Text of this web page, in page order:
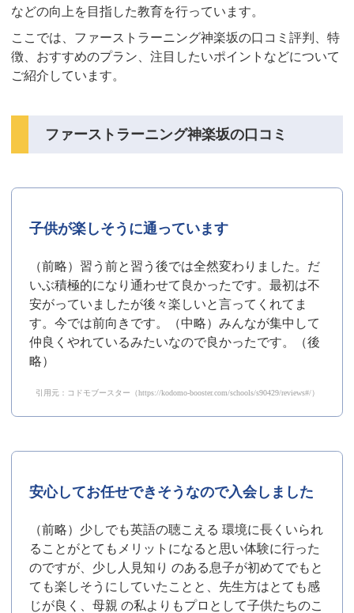
などの向上を目指した教育を行っています。
ここでは、ファーストラーニング神楽坂の口コミ評判、特
徴、おすすめのプラン、注目したいポイントなどについて
ご紹介しています。
ファーストラーニング神楽坂の口コミ
子供が楽しそうに通っています
（前略）習う前と習う後では全然変わりました。だ
いぶ積極的になり通わせて良かったです。最初は不
安がっていましたが後々楽しいと言ってくれてま
す。今では前向きです。（中略）みんなが集中して
仲良くやれているみたいなので良かったです。（後
略）
引用元：コドモブースター（https://kodomo-booster.com/schools/s90429/reviews#/）
安心してお任せできそうなので入会しました
（前略）少しでも英語の聴こえる 環境に長くいられ
ることがとてもメリットになると思い体験に行った
のですが、少し人見知り のある息子が初めてでもと
ても楽しそうにしていたことと、先生方はとても感
じが良く、母親 の私よりもプロとして子供たちのこ